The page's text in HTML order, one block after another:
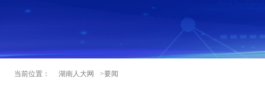
当前位置： 湖南人大网 >要闻